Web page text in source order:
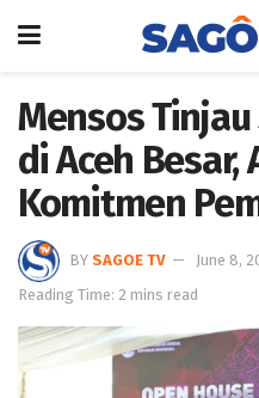
Mensos
di Aceh Besar,
Komitmen
BY SAGOE TV
June 8,
Reading Time: 2 mins read